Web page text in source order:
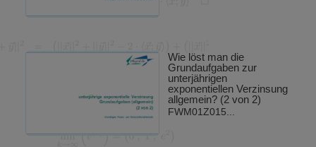
Wie löst man die
Grundaufgaben zur
unterjährigen
exponentiellen Verzinsung
allgemein? (2 von 2)
FWM01Z015...